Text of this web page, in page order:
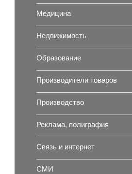
Медицина
Недвижимость
Образование
Производители товаров
Производство
Реклама, полиграфия
Связь и интернет
СМИ